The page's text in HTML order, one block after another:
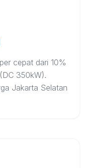
cepat dari 10%
350kW).
Jakarta Selatan